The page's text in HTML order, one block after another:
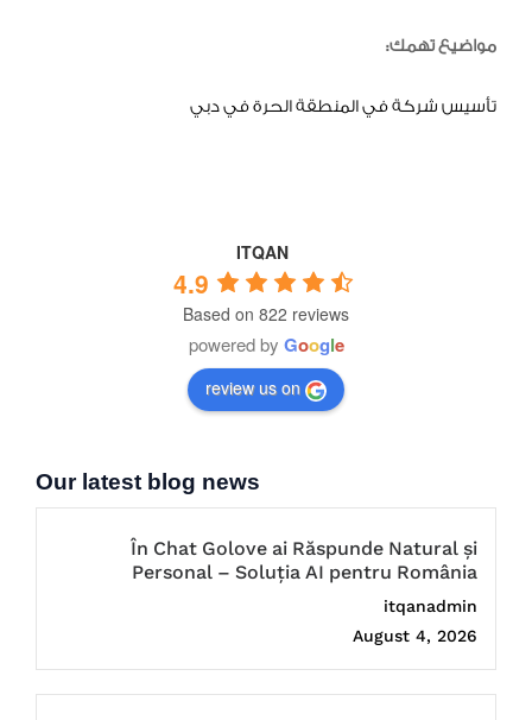
مواضيع تهمك:
تأسيس شركة في المنطقة الحرة في دبي
ITQAN
4.9
Based on 822 reviews
powered by Google
review us on
Our latest blog news
În Chat Golove ai Răspunde Natural și
Personal – Soluția AI pentru România
itqanadmin
August 4, 2026